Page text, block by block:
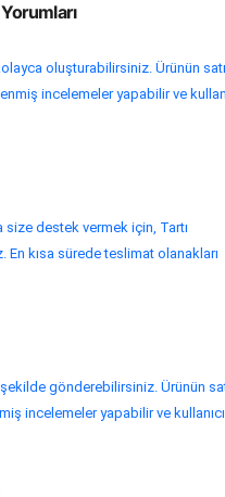
oluşturabilirsiniz. Ürünün
incelemeler yapabilir ve
size destek vermek için, Tartı
kısa sürede teslimat olanakları
gönderebilirsiniz. Ürünün
incelemeler yapabilir ve kullanıcı